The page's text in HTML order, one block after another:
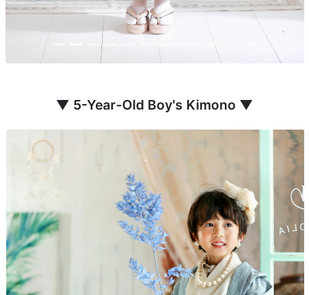
▼ 5-Year-Old Boy's Kimono ▼